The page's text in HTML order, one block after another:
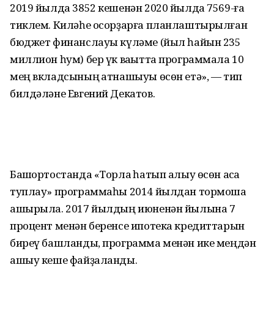
2019 йылда 3852 кешенән 2020 йылда 7569-ға
тиклем. Киләһе осорҙарға планлаштырылған
бюджет финанслауы күләме (йыл һайын 235
миллион һум) бер үк ваҡытта программала 10
мең вкладсының ҡатнашыуы өсөн етә», — тип
билдәләне Евгений Декатов.
Башҡортостанда «Торлаҡ һатып алыу өсөн аҡса
туплау» программаһы 2014 йылдан тормошҡа
ашырыла. 2017 йылдың июненән йылына 7
процент менән беренсе ипотека кредиттарын
биреү башланды, программа менән ике меңдән
ашыу кеше файҙаланды.